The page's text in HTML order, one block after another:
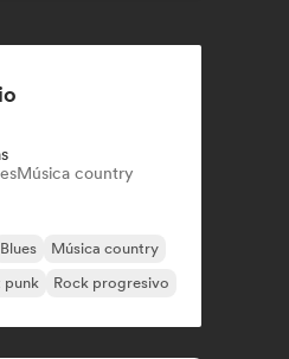
Música country
Blues
Música country
punk Rock progresivo